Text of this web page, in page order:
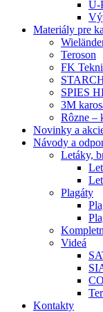
U-
Materiály pre
Teroson
FK
SPIES
3M
Rôzne –
Novinky a
Návody a
Letáky,
Plagáty
Videá
Kontakty